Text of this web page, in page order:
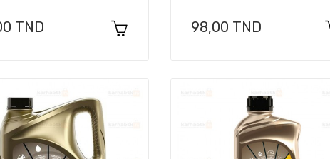
TND Prix
98,00 TND